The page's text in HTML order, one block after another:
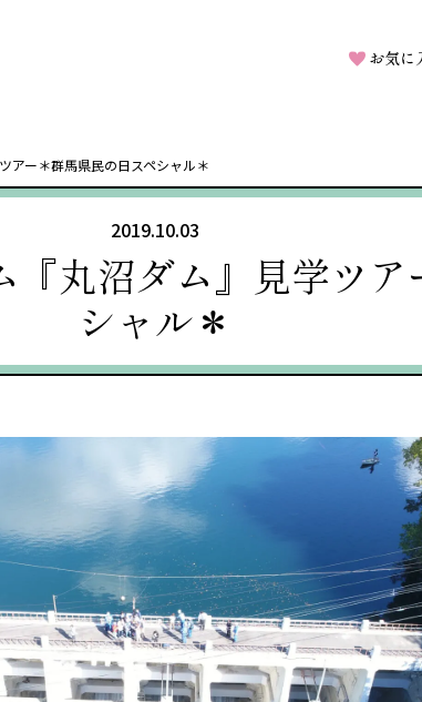
お気に
アー＊群馬県民の日スペシャル＊
2019.10.03
丸沼ダム』見学ツ
シャル＊